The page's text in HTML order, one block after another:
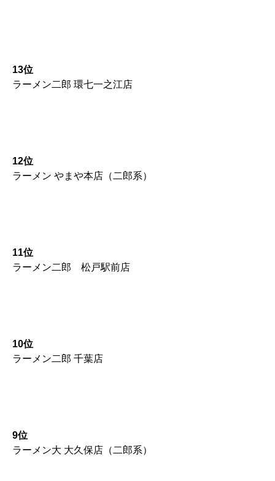
13位
ラーメン二郎 環七一之江店
12位
ラーメン やまや本店（二郎系）
11位
ラーメン二郎 松戸駅前店
10位
ラーメン二郎 千葉店
9位
ラーメン大 大久保店（二郎系）